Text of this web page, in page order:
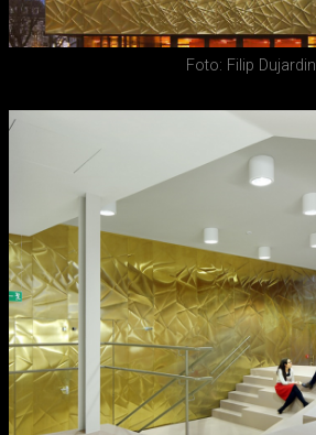
Foto: Filip Dujardin